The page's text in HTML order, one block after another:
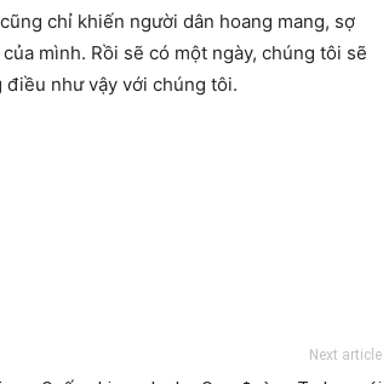
chỉ khiến người dân hoang mang, sợ
mình. Rồi sẽ có một ngày, chúng tôi sẽ
điều như vậy với chúng tôi.
Next article